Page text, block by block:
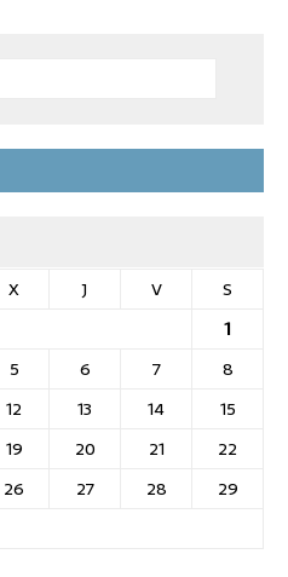
X J V
S
1
5 6 7
8
12 13 14
15
19 20 21
22
26 27 28
29